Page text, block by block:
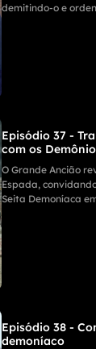
demitindo-o e
Episódio 37 -
com os
O Grande Ancião
Espada,
Seita Demoníaca
se rendem, mas
traidores ameaçam
submeter-se,
demoníaco chegará
Episódio 38 -
demoníaco